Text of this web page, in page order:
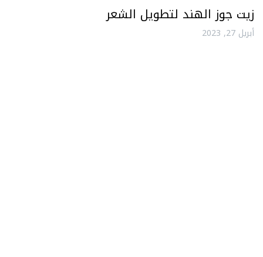
زيت جوز الهند لتطويل الشعر
أبريل 27, 2023